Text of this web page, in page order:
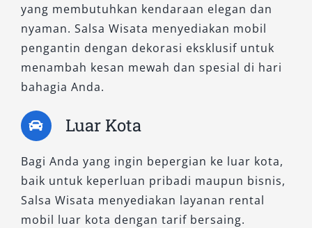
yang membutuhkan kendaraan elegan dan
nyaman. Salsa Wisata menyediakan mobil
pengantin dengan dekorasi eksklusif untuk
menambah kesan mewah dan spesial di hari
bahagia Anda.
Luar Kota
Bagi Anda yang ingin bepergian ke luar kota,
baik untuk keperluan pribadi maupun bisnis,
Salsa Wisata menyediakan layanan rental
mobil luar kota dengan tarif bersaing.